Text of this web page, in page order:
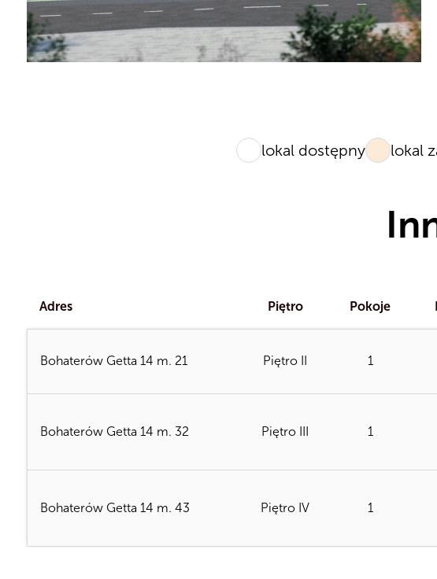
lokal dostępny lokal
Adres Piętro Pokoje
Bohaterów Getta 14 m. 21 Piętro II 1
Ładowanie planów...
Bohaterów Getta 14 m. 32 Piętro III 1
Bohaterów Getta 14 m. 43 Piętro IV 1